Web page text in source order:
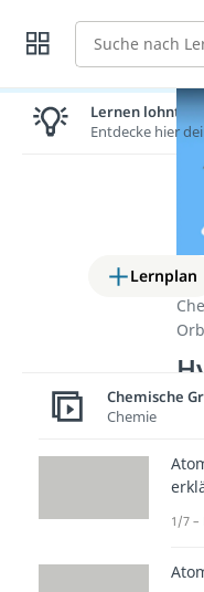
Suche
Lernplan
Lernen lohnt
Entdecke hier
Chemische
Chemie
1/7 –